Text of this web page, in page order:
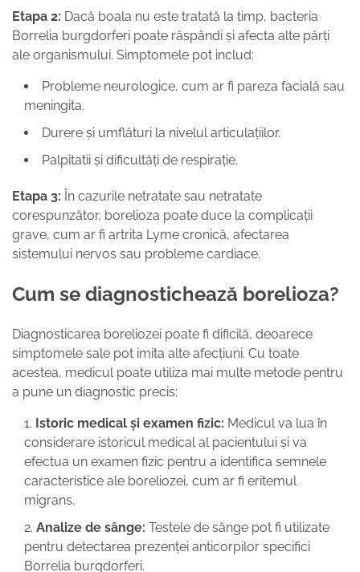
Etapa 2: Dacă boala nu este tratată la timp, bacteria
Borrelia burgdorferi poate răspândi și afecta alte părți
ale organismului. Simptomele pot includ:
Probleme neurologice, cum ar fi pareza facială sau
meningita.
Durere și umflături la nivelul articulațiilor.
Palpitatii și dificultăți de respirație.
Etapa 3: În cazurile netratate sau netratate
corespunzător, borelioza poate duce la complicații
grave, cum ar fi artrita Lyme cronică, afectarea
sistemului nervos sau probleme cardiace.
Cum se diagnostichează borelioza?
Diagnosticarea boreliozei poate fi dificilă, deoarece
simptomele sale pot imita alte afecțiuni. Cu toate
acestea, medicul poate utiliza mai multe metode pentru
a pune un diagnostic precis:
Istoric medical și examen fizic: Medicul va lua în
considerare istoricul medical al pacientului și va
efectua un examen fizic pentru a identifica semnele
caracteristice ale boreliozei, cum ar fi eritemul
migrans.
Analize de sânge: Testele de sânge pot fi utilizate
pentru detectarea prezenței anticorpilor specifici
Borrelia burgdorferi.